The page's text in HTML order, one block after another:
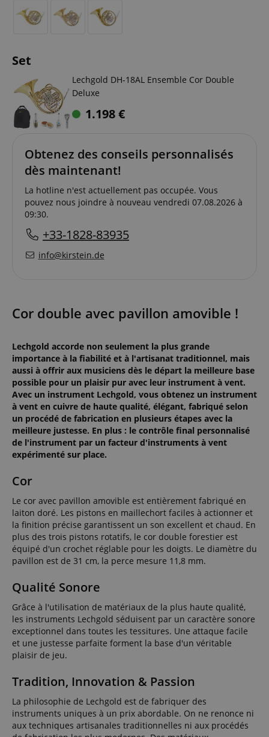
Set
Lechgold DH-18AL Ensemble Cor Double
Deluxe
1.198€
Obtenez des conseils personnalisés
dès maintenant!
La hotline n'est actuellement pas occupée. Vous
pouvez nous joindre à nouveau vendredi 07.08.2026 à
09:30.
+33-1828-83935
info@kirstein.de
Cor double avec pavillon amovible !
Lechgold accorde non seulement la plus grande
importance à la fiabilité et à l'artisanat traditionnel, mais
aussi à offrir aux musiciens dès le départ la meilleure base
possible pour un plaisir pur avec leur instrument à vent.
Avec un instrument Lechgold, vous obtenez un instrument
à vent en cuivre de haute qualité, élégant, fabriqué selon
un procédé de fabrication en plusieurs étapes avec la
meilleure justesse. En plus : le contrôle final personnalisé
de l'instrument par un facteur d'instruments à vent
expérimenté sur place.
Cor
Le cor avec pavillon amovible est entièrement fabriqué en
laiton doré. Les pistons en maillechort faciles à actionner et
la finition précise garantissent un son excellent et chaud. En
plus des trois pistons rotatifs, le cor double forestier est
équipé d'un crochet réglable pour les doigts. Le diamètre du
pavillon est de 31 cm, la perce mesure 11,8 mm.
Qualité Sonore
Grâce à l'utilisation de matériaux de la plus haute qualité,
les instruments Lechgold séduisent par un caractère sonore
exceptionnel dans toutes les tessitures. Une attaque facile
et une justesse parfaite forment la base d'un véritable
plaisir de jeu.
Tradition, Innovation & Passion
La philosophie de Lechgold est de fabriquer des
instruments uniques à un prix abordable. On ne renonce ni
aux techniques artisanales traditionnelles ni aux procédés